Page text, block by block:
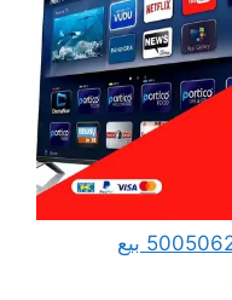
بيع تلفزيونات شاشات الكويت 50050623 بيع